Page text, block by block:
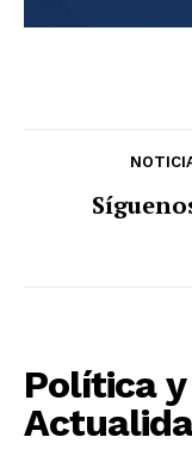
Política y